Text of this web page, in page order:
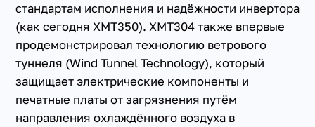
стандартам исполнения и надёжности инвертора
(как сегодня XMT350). XMT304 также впервые
продемонстрировал технологию ветрового
туннеля (Wind Tunnel Technology), который
защищает электрические компоненты и
печатные платы от загрязнения путём
направления охлаждённого воздуха в